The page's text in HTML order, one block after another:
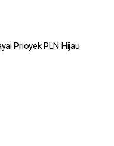
Prioyek PLN Hijau